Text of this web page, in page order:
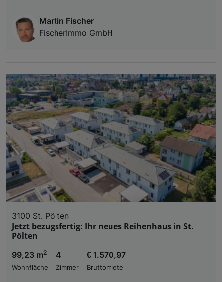
Martin Fischer
FischerImmo GmbH
3100 St. Pölten
Jetzt bezugsfertig: Ihr neues Reihenhaus in St.
Pölten
99,23 m2
Wohnfläche
4
Zimmer
€ 1.570,97
Bruttomiete